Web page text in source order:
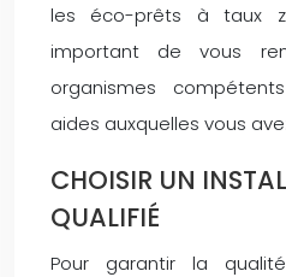
les éco-prêts à taux
important de vous
organismes
aides auxquelles vous
CHOISIR UN
QUALIFIÉ
Pour garantir la